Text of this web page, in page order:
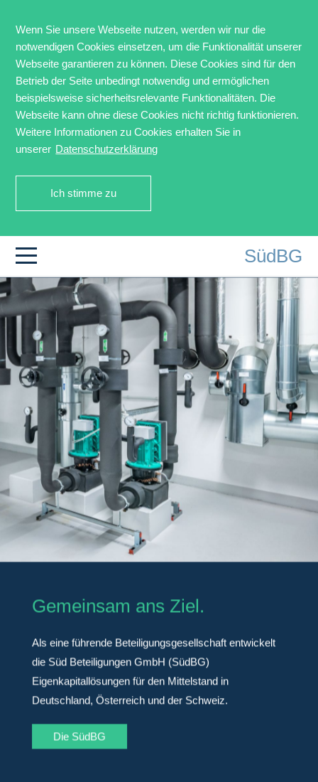
Wenn Sie unsere Webseite nutzen, werden wir nur die
notwendigen Cookies einsetzen, um die Funktionalität unserer
Webseite garantieren zu können. Diese Cookies sind für den
Betrieb der Seite unbedingt notwendig und ermöglichen
beispielsweise sicherheitsrelevante Funktionalitäten. Die
Webseite kann ohne diese Cookies nicht richtig funktionieren.
Weitere Informationen zu Cookies erhalten Sie in
unserer Datenschutzerklärung
Ich stimme zu
SüdBG
Navigation
Gemeinsam erfolgreich.
Als eine führende Beteiligungsgesellschaft entwickelt
die Süd Beteiligungen GmbH (SüdBG)
Eigenkapitallösungen für den Mittelstand in
Deutschland, Österreich und der Schweiz.
Die SüdBG
Gemeinsam ans Ziel.
Als eine führende Beteiligungsgesellschaft entwickelt
die Süd Beteiligungen GmbH (SüdBG)
Eigenkapitallösungen für den Mittelstand in
Deutschland, Österreich und der Schweiz.
Die SüdBG